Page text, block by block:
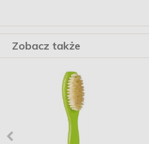
Zobacz także